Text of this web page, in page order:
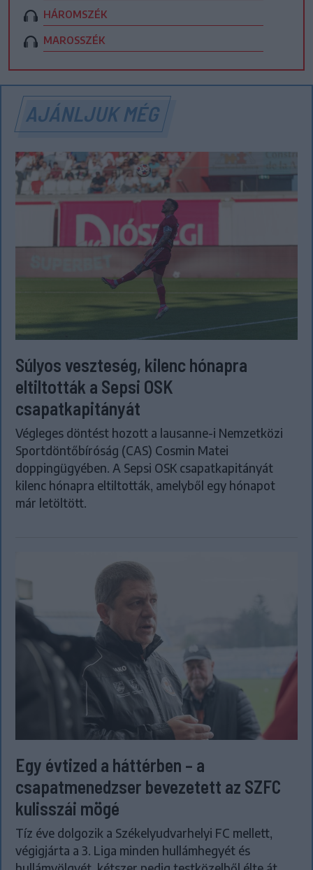
HÁROMSZÉK
MAROSSZÉK
AJÁNLJUK MÉG
Súlyos veszteség, kilenc hónapra
eltiltották a Sepsi OSK
csapatkapitányát
Végleges döntést hozott a lausanne-i Nemzetközi
Sportdöntőbíróság (CAS) Cosmin Matei
doppingügyében. A Sepsi OSK csapatkapitányát
kilenc hónapra eltiltották, amelyből egy hónapot
már letöltött.
Egy évtized a háttérben – a
csapatmenedzser bevezetett az SZFC
kulisszái mögé
Tíz éve dolgozik a Székelyudvarhelyi FC mellett,
végigjárta a 3. Liga minden hullámhegyét és